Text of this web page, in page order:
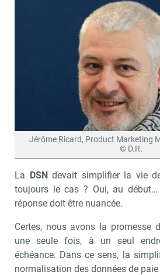
Jérôme Ricard, Product Marketing
© D.R.
La DSNdevait simplifier la vie
toujours le cas ? Oui, au début…
réponse doit être nuancée.
Certes, nous avons la promesse
une seule fois, à un seul
échéance. Dans ce sens, la
normalisation des données de